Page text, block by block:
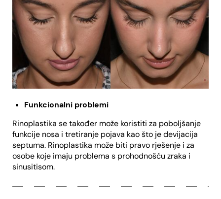
Funkcionalni problemi
Rinoplastika se također može koristiti za poboljšanje
funkcije nosa i tretiranje pojava kao što je devijacija
septuma. Rinoplastika može biti pravo rješenje i za
osobe koje imaju problema s prohodnošću zraka i
sinusitisom.